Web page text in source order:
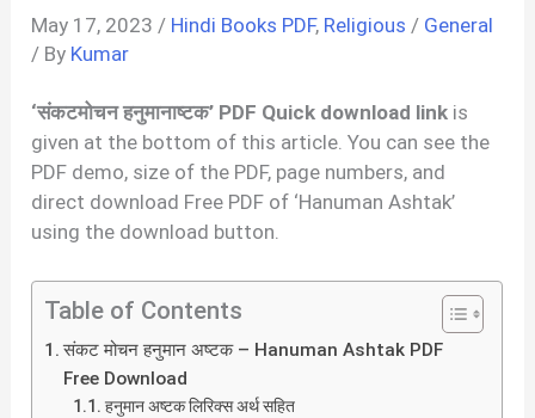
May 17, 2023 / Hindi Books PDF, Religious / General
/ By Kumar
‘संकटमोचन हनुमानाष्टक’ PDF Quick download link is
given at the bottom of this article. You can see the
PDF demo, size of the PDF, page numbers, and
direct download Free PDF of ‘Hanuman Ashtak’
using the download button.
Table of Contents
संकट मोचन हनुमान अष्टक – Hanuman Ashtak PDF
Free Download
हनुमान अष्टक लिरिक्स अर्थ सहित